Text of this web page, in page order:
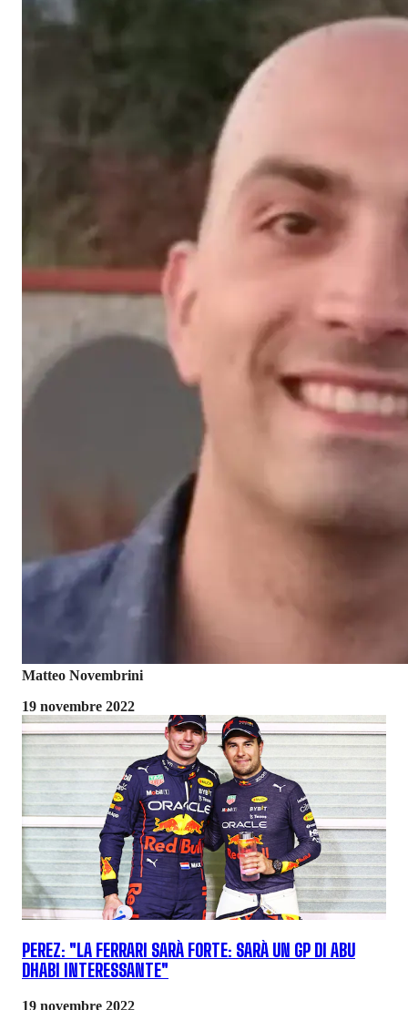
Matteo Novembrini
19 novembre 2022
PEREZ: "LA FERRARI SARÀ FORTE: SARÀ UN GP DI ABU
DHABI INTERESSANTE"
19 novembre 2022